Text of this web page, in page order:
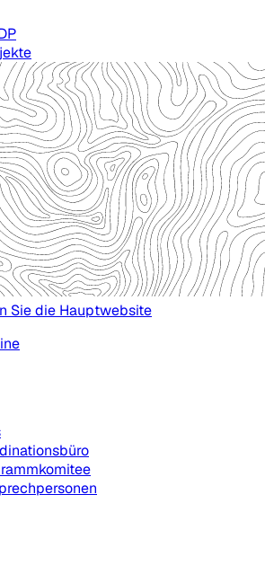
Sie die Hauptwebsite